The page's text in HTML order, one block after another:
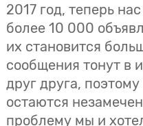
2017 год, теперь
более 10 000
их становится
сообщения тонут в
друг друга,
остаются
проблему мы и